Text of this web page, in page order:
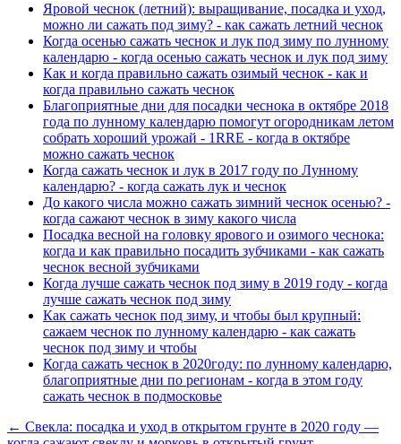
Яровой чеснок (летний): выращивание, посадка и уход,
можно ли сажать под зиму? - как сажать летний чеснок
Когда осенью сажать чеснок и лук под зиму по лунному
календарю - когда осенью сажать чеснок и лук под зиму
Как и когда правильно сажать озимый чеснок - как и
когда правильно сажать чеснок
Благоприятные дни для посадки чеснока в октябре 2018
года по лунному календарю помогут огородникам летом
собрать хороший урожай - 1RRE - когда в октябре
можно сажать чеснок
Когда сажать чеснок и лук в 2017 году по Лунному
календарю? - когда сажать лук и чеснок
До какого числа можно сажать зимний чеснок осенью? -
когда сажают чеснок в зиму какого числа
Посадка весной на головку ярового и озимого чеснока:
когда и как правильно посадить зубчиками - как сажать
чеснок весной зубчиками
Когда лучше сажать чеснок под зиму в 2019 году - когда
лучше сажать чеснок под зиму
Как сажать чеснок под зиму, и чтобы был крупный:
сажаем чеснок по лунному календарю - как сажать
чеснок под зиму и чтобы
Когда сажать чеснок в 2020году: по лунному календарю,
благоприятные дни по регионам - когда в этом году
сажать чеснок в подмосковье
← Свекла: посадка и уход в открытом грунте в 2020 году —